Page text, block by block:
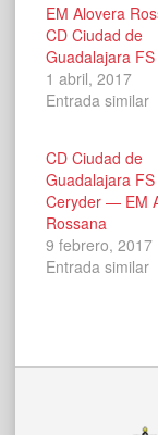
EM Alovera
CD Ciudad de
Guadalajara FS
1 abril, 2017
Entrada similar
CD Ciudad de
Guadalajara FS
Ceryder — EM
Rossana
9 febrero, 2017
Entrada similar